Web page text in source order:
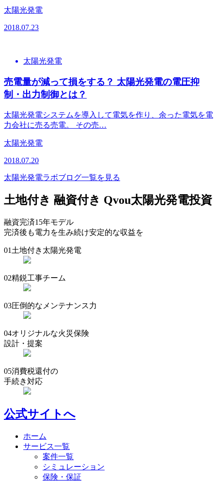
太陽光発電
2018.07.23
太陽光発電
売電量が減って損をする？ 太陽光発電の電圧抑
制・出力制御とは？
太陽光発電システムを導入して電気を作り、余った電気を電
力会社に売る売電。 その売…
太陽光発電
2018.07.20
太陽光発電ラボブログ一覧を見る
土地付き 融資付き Qvou太陽光発電投資
融資完済15年モデル
完済後も電力を生み続け安定的な収益を
01 土地付き太陽光発電
02精鋭工事チーム
03圧倒的なメンテナンス力
04オリジナルな火災保険
設計・提案
05消費税還付の
手続き対応
公式サイトへ
ホーム
サービス一覧
案件一覧
シミュレーション
保険・保証